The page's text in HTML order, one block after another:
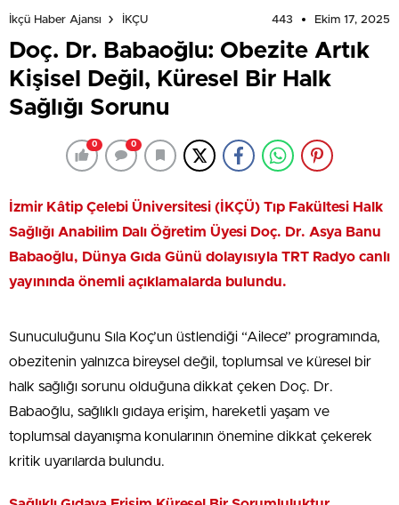
İkçü Haber Ajansı İKÇU 443 Ekim 17, 2025
Doç. Dr. Babaoğlu: Obezite Artık
Kişisel Değil, Küresel Bir Halk
Sağlığı Sorunu
0 0
İzmir Kâtip Çelebi Üniversitesi (İKÇÜ) Tıp Fakültesi Halk
Sağlığı Anabilim Dalı Öğretim Üyesi Doç. Dr. Asya Banu
Babaoğlu, Dünya Gıda Günü dolayısıyla TRT Radyo canlı
yayınında önemli açıklamalarda bulundu.
Sunuculuğunu Sıla Koç’un üstlendiği “Ailece” programında,
obezitenin yalnızca bireysel değil, toplumsal ve küresel bir
halk sağlığı sorunu olduğuna dikkat çeken Doç. Dr.
Babaoğlu, sağlıklı gıdaya erişim, hareketli yaşam ve
toplumsal dayanışma konularının önemine dikkat çekerek
kritik uyarılarda bulundu.